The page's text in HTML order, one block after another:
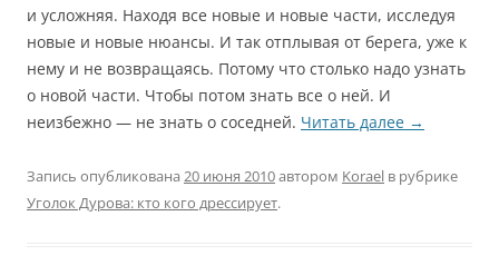
и усложняя. Находя все новые и новые части, исследуя
новые и новые нюансы. И так отплывая от берега, уже к
нему и не возвращаясь. Потому что столько надо узнать
о новой части. Чтобы потом знать все о ней. И
неизбежно — не знать о соседней. Читать далее →
Запись опубликована 20 июня 2010автором Korael в рубрике
Уголок Дурова: кто кого дрессирует.